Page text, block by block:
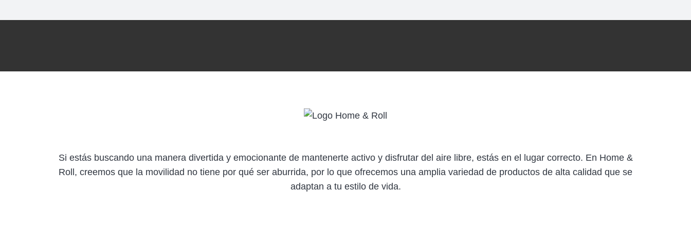
Si estás buscando una manera divertida y emocionante de mantenerte activo y disfrutar del aire libre, estás en el lugar correcto. En Home &
Roll, creemos que la movilidad no tiene por qué ser aburrida, por lo que ofrecemos una amplia variedad de productos de alta calidad que se
adaptan a tu estilo de vida.